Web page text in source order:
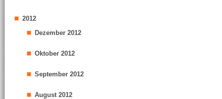
2012
Dezember 2012
Oktober 2012
September 2012
August 2012